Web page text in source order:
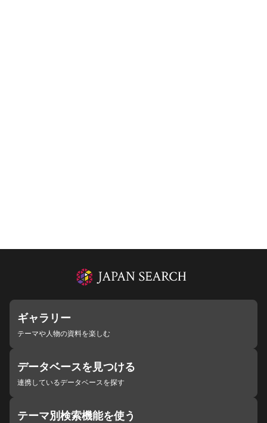
ギャラリー
テーマや人物の資料を楽しむ
データベースを見つける
連携しているデータベースを探す
テーマ別検索機能を使う